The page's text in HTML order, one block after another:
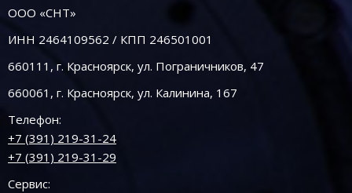
ООО «СНТ»
ИНН 2464109562 / КПП 246501001
660111, г. Красноярск, ул. Пограничников, 47
660061, г. Красноярск, ул. Калинина, 167
Телефон:
+7 (391) 219-31-24
+7 (391) 219-31-29
Сервис: